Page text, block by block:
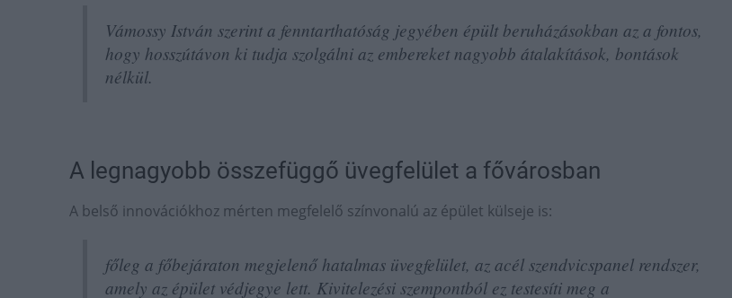
Vámossy István szerint a fenntarthatóság jegyében épült beruházásokban az a fontos,
hogy hosszútávon ki tudja szolgálni az embereket nagyobb átalakítások, bontások
nélkül.
A legnagyobb összefüggő üvegfelület a fővárosban
A belső innovációkhoz mérten megfelelő színvonalú az épület külseje is:
főleg a főbejáraton megjelenő hatalmas üvegfelület, az acél szendvicspanel rendszer,
amely az épület védjegye lett. Kivitelezési szempontból ez testesíti meg a